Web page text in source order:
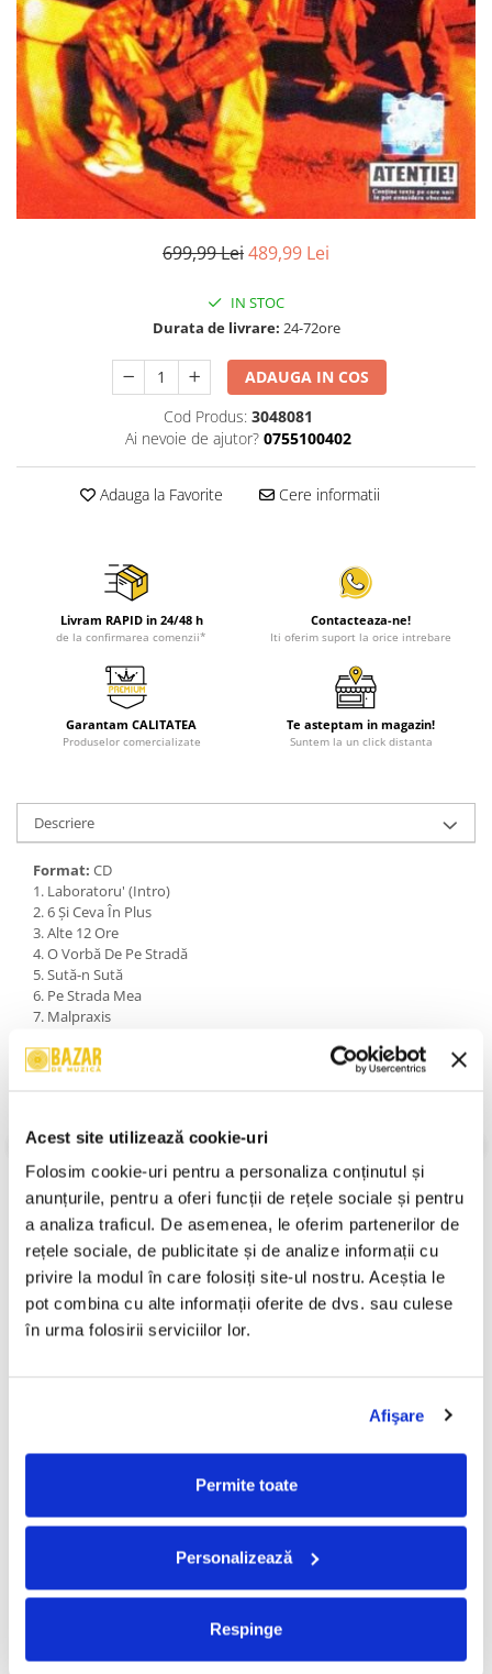
Acest site utilizează cookie-uri
Folosim cookie-uri pentru a personaliza conținutul și
anunțurile, pentru a oferi funcții de rețele sociale și pentru
a analiza traficul. De asemenea, le oferim partenerilor de
rețele sociale, de publicitate și de analize informații cu
privire la modul în care folosiți site-ul nostru. Aceștia le
pot combina cu alte informații oferite de dvs. sau culese
în urma folosirii serviciilor lor.
Afişare
Permite toate
Personalizează
Respinge
Viniluri Românești
Colecția Electrecord
699,99 Lei489,99 Lei
IN STOC
Durata de livrare: 24-72ore
ADAUGA IN COS
Cod Produs: 3048081
Ai nevoie de ajutor? 0755100402
Adauga la Favorite Cere informatii
Livram RAPID in 24/48 h
de la confirmarea comenzii*
Contacteaza-ne!
Iti oferim suport la orice intrebare
Garantam CALITATEA
Produselor comercializate
Te asteptam in magazin!
Suntem la un click distanta
Descriere
Format: CD
1. Laboratoru' (Intro)
2. 6 Și Ceva În Plus
3. Alte 12 Ore
4. O Vorbă De Pe Stradă
5. Sută-n Sută
6. Pe Strada Mea
7. Malpraxis
9. Sunt Aici, Sunt Tânăr, Sunt Falit
10. Săptămâna 7
An Lansare:2002
Stil:
Gangsta
Stare Disc:Mint (M)
Stare Coperta:Near Mint (NM or M-)
Review-uri(0)
559,30 Lei
349,99 Lei